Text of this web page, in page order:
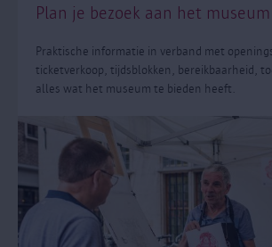
Plan je bezoek aan het museum
Praktische informatie in verband met
ticketverkoop, tijdsblokken, bereikbaarheid,
alles wat het museum te bieden heeft.